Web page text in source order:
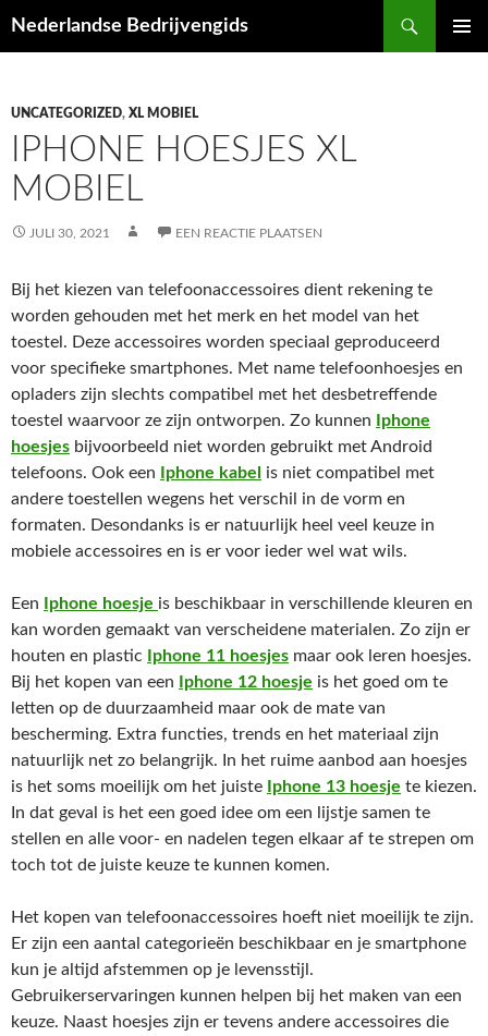
Nederlandse Bedrijvengids
UNCATEGORIZED, XL MOBIEL
IPHONE HOESJES XL
MOBIEL
JULI 30, 2021 EEN REACTIE PLAATSEN
Bij het kiezen van telefoonaccessoires dient rekening te
worden gehouden met het merk en het model van het
toestel. Deze accessoires worden speciaal geproduceerd
voor specifieke smartphones. Met name telefoonhoesjes en
opladers zijn slechts compatibel met het desbetreffende
toestel waarvoor ze zijn ontworpen. Zo kunnen
Iphone
hoesjes bijvoorbeeld niet worden gebruikt met Android
telefoons. Ook een
Iphone kabel
is niet compatibel met
andere toestellen wegens het verschil in de vorm en
formaten. Desondanks is er natuurlijk heel veel keuze in
mobiele accessoires en is er voor ieder wel wat wils.
Een Iphone hoesje is beschikbaar in verschillende kleuren en
kan worden gemaakt van verscheidene materialen. Zo zijn er
houten en plastic
Iphone 11 hoesjes maar ook leren hoesjes.
Bij het kopen van een
Iphone 12 hoesje is het goed om te
letten op de duurzaamheid maar ook de mate van
bescherming. Extra functies, trends en het materiaal zijn
natuurlijk net zo belangrijk. In het ruime aanbod aan hoesjes
is het soms moeilijk om het juiste
Iphone 13 hoesje te kiezen.
In dat geval is het een goed idee om een lijstje samen te
stellen en alle voor- en nadelen tegen elkaar af te strepen om
toch tot de juiste keuze te kunnen komen.
Het kopen van telefoonaccessoires hoeft niet moeilijk te zijn.
Er zijn een aantal categorieën beschikbaar en je smartphone
kun je altijd afstemmen op je levensstijl.
Gebruikerservaringen kunnen helpen bij het maken van een
keuze. Naast hoesjes zijn er tevens andere accessoires die